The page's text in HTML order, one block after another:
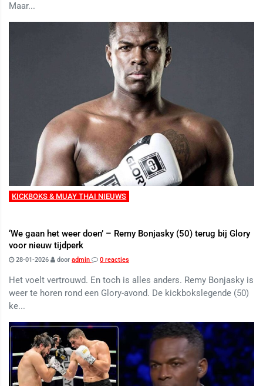
Maar...
KICKBOKS & MUAY THAI NIEUWS
‘We gaan het weer doen’ – Remy Bonjasky (50) terug bij Glory
voor nieuw tijdperk
28-01-2026 door admin 0 reacties
Het voelt vertrouwd. En toch is alles anders. Remy Bonjasky is
weer te horen rond een Glory-avond. De kickbokslegende (50)
ke...